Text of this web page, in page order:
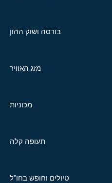
בורסה ושוק ההון
מזג האוויר
מכוניות
תעופה קלה
טיולים וחופש בחו"ל